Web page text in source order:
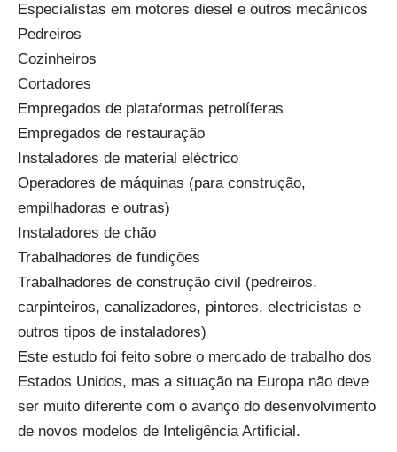
Especialistas em motores diesel e outros mecânicos
Pedreiros
Cozinheiros
Cortadores
Empregados de plataformas petrolíferas
Empregados de restauração
Instaladores de material eléctrico
Operadores de máquinas (para construção,
empilhadoras e outras)
Instaladores de chão
Trabalhadores de fundições
Trabalhadores de construção civil (pedreiros,
carpinteiros, canalizadores, pintores, electricistas e
outros tipos de instaladores)
Este estudo foi feito sobre o mercado de trabalho dos
Estados Unidos, mas a situação na Europa não deve
ser muito diferente com o avanço do desenvolvimento
de novos modelos de Inteligência Artificial.